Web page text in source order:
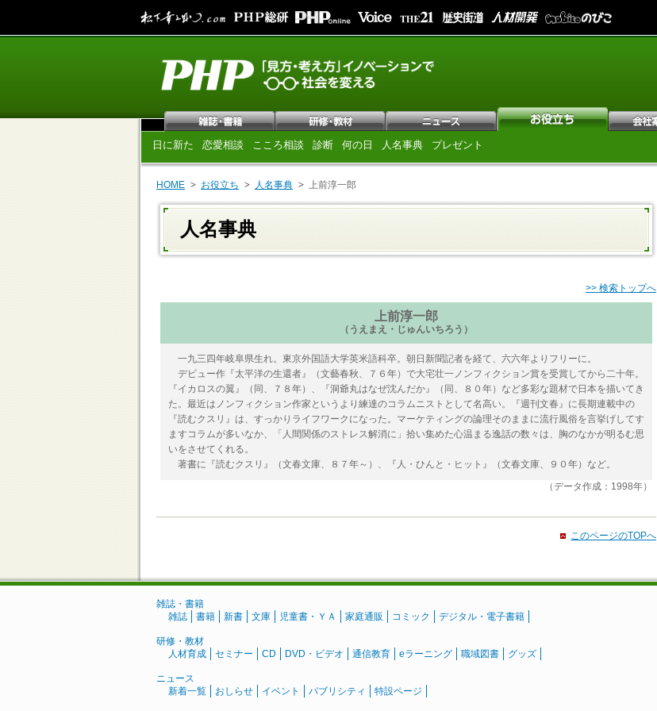
日に新た 恋愛相談 こころ相談 診断 何の日 人名事典 プレゼント
HOME お役立ち 人名事典 上前淳一郎
人名事典
>> 検索トップへ
上前淳一郎
（うえまえ・じゅんいちろう）
一九三四年岐阜県生れ。東京外国語大学英米語科卒。朝日新聞記者を経て、六六年よりフリーに。
デビュー作『太平洋の生還者』（文藝春秋、７６年）で大宅壮一ノンフィクション賞を受賞してから二十年。
『イカロスの翼』（同、７８年）、『洞爺丸はなぜ沈んだか』（同、８０年）など多彩な題材で日本を描いてき
た。最近はノンフィクション作家というより練達のコラムニストとして名高い。『週刊文春』に長期連載中の
『読むクスリ』は、すっかりライフワークになった。マーケティングの論理そのままに流行風俗を言挙げしてす
ますコラムが多いなか、「人間関係のストレス解消に」拾い集めた心温まる逸話の数々は、胸のなかが明るむ思
いをさせてくれる。
著書に『読むクスリ』（文春文庫、８７年～）、『人・ひんと・ヒット』（文春文庫、９０年）など。
（データ作成：1998年）
このページのTOPへ
雑誌・書籍
雑誌
書籍 新書 文庫 児童書・ＹＡ 家庭通販 コミック デジタル・電子書籍
研修・教材
人材育成
セミナー CD DVD・ビデオ 通信教育 eラーニング 職域図書 グッズ
ニュース
新着一覧
おしらせ イベント パブリシティ 特設ページ